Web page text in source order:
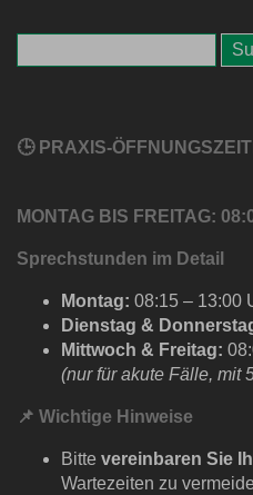
🕒 PRAXIS-
MONTAG BIS FREITAG:
Sprechstunden im Detail
Montag: 08:15 – 13:00
Dienstag &
Mittwoch & Freitag:
(nur für akute Fälle, mit
📌 Wichtige Hinweise
Bitte vereinbaren Sie
Wartezeiten zu